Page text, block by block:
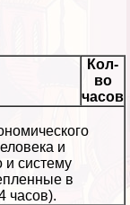
Кол-
во
часов
и
и систему
в
часов).